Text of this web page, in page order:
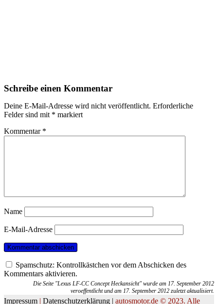
Schreibe einen Kommentar
Deine E-Mail-Adresse wird nicht veröffentlicht. Erforderliche
Felder sind mit * markiert
Kommentar *
Name
E-Mail-Adresse
Spamschutz: Kontrollkästchen vor dem Abschicken des
Kommentars aktivieren.
Die Seite "Lexus LF-CC Concept Heckansicht" wurde am 17. September 2012
veroeffentlicht und am 17. September 2012 zuletzt aktualisiert.
Impressum | Datenschutzerklärung | autosmotor.de © 2023. Alle